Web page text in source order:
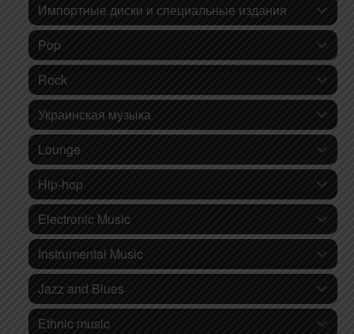
Импортные диски и специальные издания
Pop
Rock
Украинская музыка
Lounge
Hip-hop
Electronic Music
Instrumental Music
Jazz and Blues
Ethnic music